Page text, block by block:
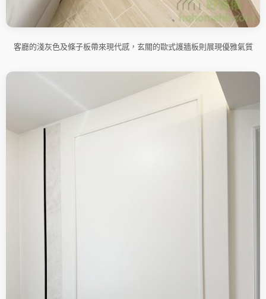
客廳的淺灰色及條子板帶來現代感，玄關的歐式護牆板則展現優雅氣質